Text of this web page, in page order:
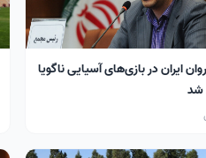
ایران در بازی‌های آسیایی ناگویا